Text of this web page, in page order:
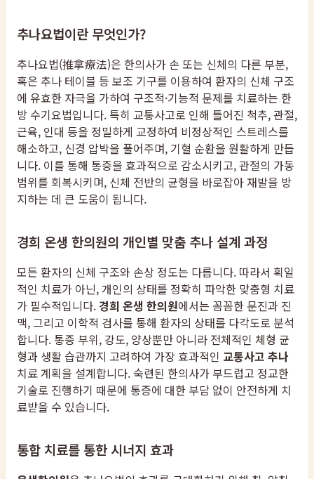
추나요법이란 무엇인가?
추나요법(推拿療法)은 한의사가 손 또는 신체의 다른 부분,
혹은 추나 테이블 등 보조 기구를 이용하여 환자의 신체 구조
에 유효한 자극을 가하여 구조적·기능적 문제를 치료하는 한
방 수기요법입니다. 특히 교통사고로 인해 틀어진 척추, 관절,
근육, 인대 등을 정밀하게 교정하여 비정상적인 스트레스를
해소하고, 신경 압박을 풀어주며, 기혈 순환을 원활하게 만듭
니다. 이를 통해 통증을 효과적으로 감소시키고, 관절의 가동
범위를 회복시키며, 신체 전반의 균형을 바로잡아 재발을 방
지하는 데 큰 도움이 됩니다.
경희 온생 한의원의 개인별 맞춤 추나 설계 과정
모든 환자의 신체 구조와 손상 정도는 다릅니다. 따라서 획일
적인 치료가 아닌, 개인의 상태를 정확히 파악한 맞춤형 치료
가 필수적입니다. 경희 온생 한의원에서는 꼼꼼한 문진과 진
맥, 그리고 이학적 검사를 통해 환자의 상태를 다각도로 분석
합니다. 통증 부위, 강도, 양상뿐만 아니라 전체적인 체형 균
형과 생활 습관까지 고려하여 가장 효과적인 교통사고 추나
치료 계획을 설계합니다. 숙련된 한의사가 부드럽고 정교한
기술로 진행하기 때문에 통증에 대한 부담 없이 안전하게 치
료받을 수 있습니다.
통합 치료를 통한 시너지 효과